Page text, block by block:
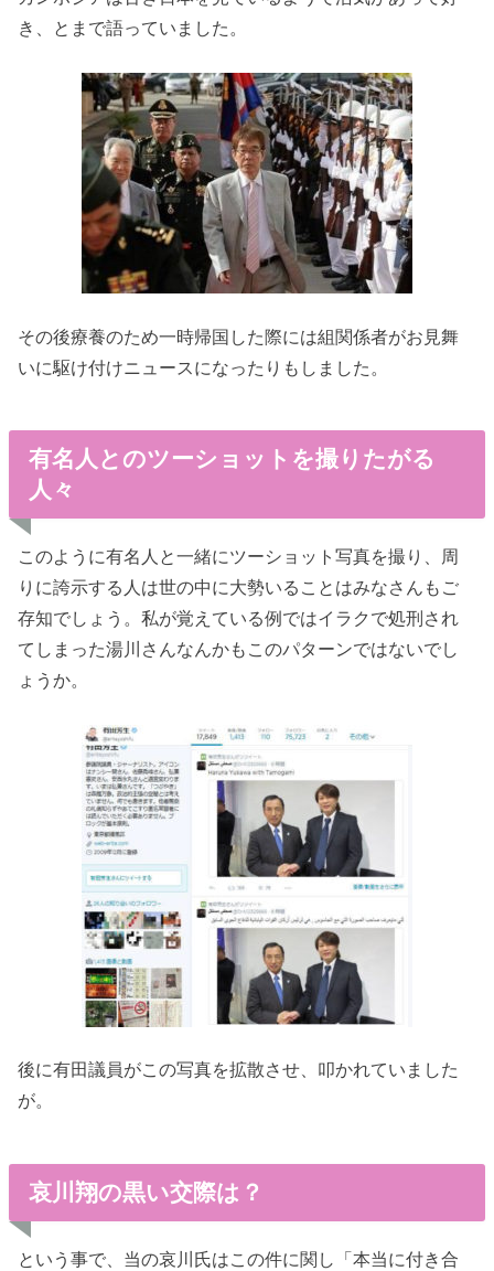
き、とまで語っていました。
その後療養のため一時帰国した際には組関係者がお見舞
いに駆け付けニュースになったりもしました。
有名人とのツーショットを撮りたがる
人々
このように有名人と一緒にツーショット写真を撮り、周
りに誇示する人は世の中に大勢いることはみなさんもご
存知でしょう。私が覚えている例ではイラクで処刑され
てしまった湯川さんなんかもこのパターンではないでし
ょうか。
後に有田議員がこの写真を拡散させ、叩かれていました
が。
哀川翔の黒い交際は？
という事で、当の哀川氏はこの件に関し「本当に付き合